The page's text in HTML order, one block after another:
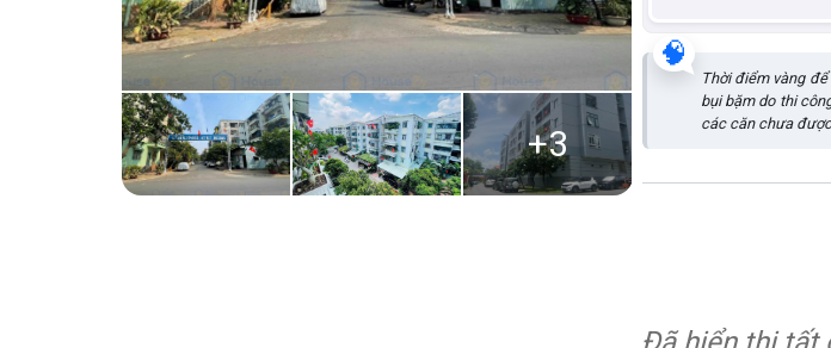
+3
🧠
Thời điểm vàng
bụi bặm do thi
các căn chưa